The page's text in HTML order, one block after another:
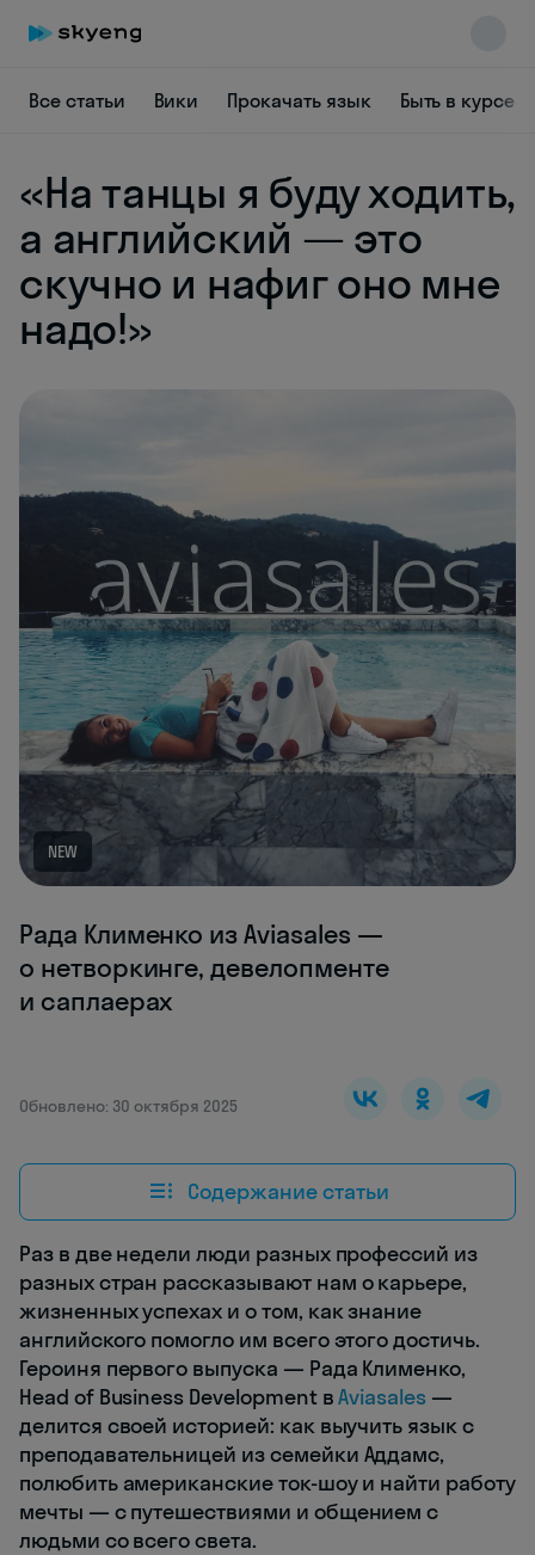
Все статьи Вики Прокачать язык Быть в курсе
«На танцы я буду ходить,
а английский — это
скучно и нафиг оно мне
надо!»
NEW
Рада Клименко из Aviasales —
о нетворкинге, девелопменте
и саплаерах
Обновлено: 30 октября 2025
Содержание статьи
Раз в две недели люди разных профессий из
разных стран рассказывают нам о карьере,
жизненных успехах и о том, как знание
английского помогло им всего этого достичь.
Героиня первого выпуска — Рада Клименко,
Head of Business Development вAviasales —
делится своей историей: как выучить язык с
преподавательницей из семейки Аддамс,
полюбить американские ток-шоу и найти работу
мечты — с путешествиями и общением с
людьми со всего света.
Skyeng Chat
online